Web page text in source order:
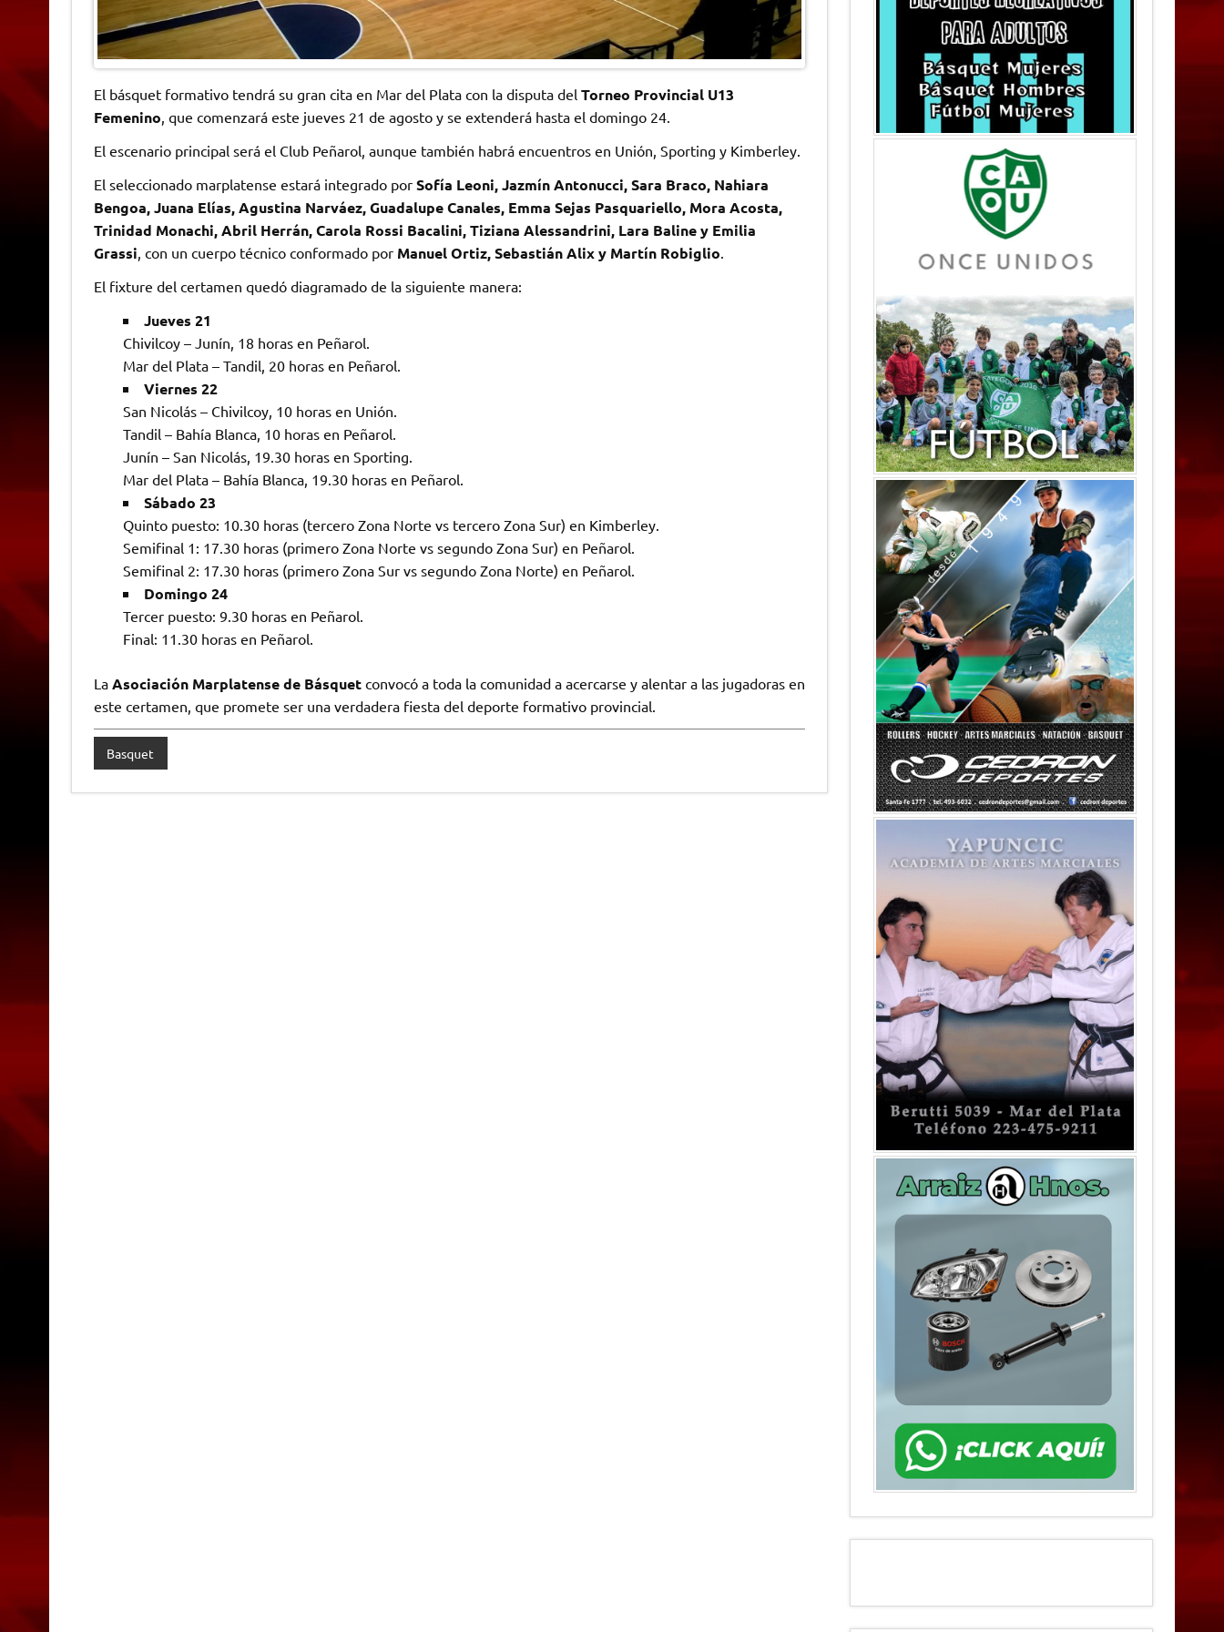
El básquet formativo tendrá su gran cita en Mar del Plata con la disputa del Torneo Provincial U13
Femenino, que comenzará este jueves 21 de agosto y se extenderá hasta el domingo 24.
El escenario principal será el Club Peñarol, aunque también habrá encuentros en Unión, Sporting y Kimberley.
El seleccionado marplatense estará integrado por Sofía Leoni, Jazmín Antonucci, Sara Braco, Nahiara
Bengoa, Juana Elías, Agustina Narváez, Guadalupe Canales, Emma Sejas Pasquariello, Mora Acosta,
Trinidad Monachi, Abril Herrán, Carola Rossi Bacalini, Tiziana Alessandrini, Lara Baline y Emilia
Grassi, con un cuerpo técnico conformado por Manuel Ortiz, Sebastián Alix y Martín Robiglio.
El fixture del certamen quedó diagramado de la siguiente manera:
Jueves 21
Chivilcoy – Junín, 18 horas en Peñarol.
Mar del Plata – Tandil, 20 horas en Peñarol.
Viernes 22
San Nicolás – Chivilcoy, 10 horas en Unión.
Tandil – Bahía Blanca, 10 horas en Peñarol.
Junín – San Nicolás, 19.30 horas en Sporting.
Mar del Plata – Bahía Blanca, 19.30 horas en Peñarol.
Sábado 23
Quinto puesto: 10.30 horas (tercero Zona Norte vs tercero Zona Sur) en Kimberley.
Semifinal 1: 17.30 horas (primero Zona Norte vs segundo Zona Sur) en Peñarol.
Semifinal 2: 17.30 horas (primero Zona Sur vs segundo Zona Norte) en Peñarol.
Domingo 24
Tercer puesto: 9.30 horas en Peñarol.
Final: 11.30 horas en Peñarol.
La Asociación Marplatense de Básquetconvocó a toda la comunidad a acercarse y alentar a las jugadoras en
este certamen, que promete ser una verdadera fiesta del deporte formativo provincial.
Basquet